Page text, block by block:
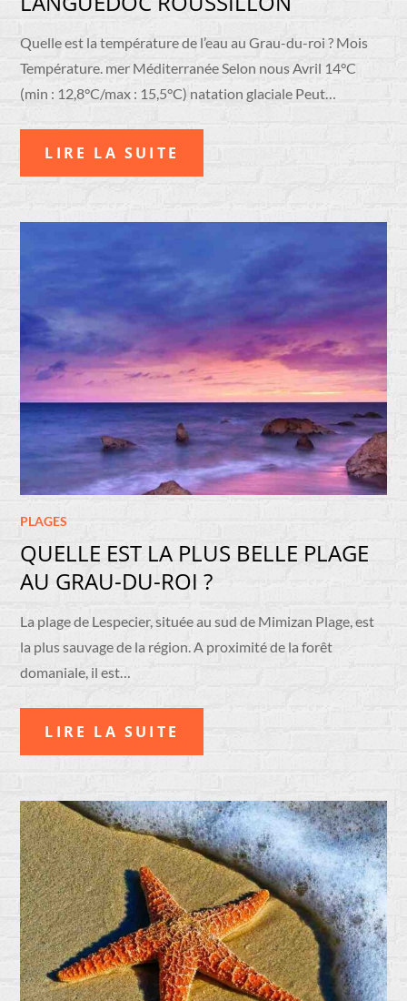
Quelle est la température de l’eau au Grau-du-roi ? Mois
Température. mer Méditerranée Selon nous Avril 14°C
(min : 12,8°C/max : 15,5°C) natation glaciale Peut…
LIRE LA SUITE
PLAGES
QUELLE EST LA PLUS BELLE PLAGE
AU GRAU-DU-ROI ?
La plage de Lespecier, située au sud de Mimizan Plage, est
la plus sauvage de la région. A proximité de la forêt
domaniale, il est…
LIRE LA SUITE